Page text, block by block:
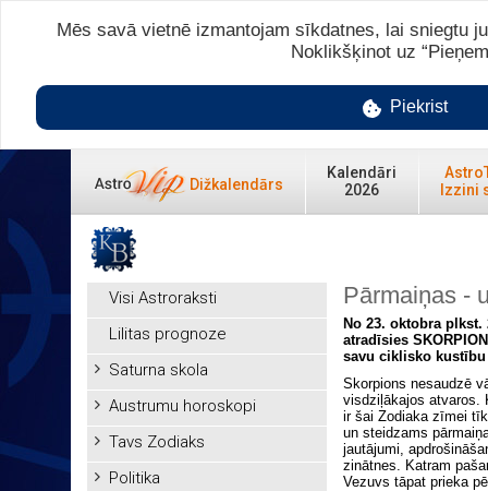
Dižkalendārs
Kalendāri
2026
Izzini
Visi Astroraksti
Lilitas prognoze
Saturna skola
Austrumu horoskopi
Tavs Zodiaks
Politika
Pārmaiņas -
No 23. oktobra
atradīsies
savu ciklisko
Skorpions nesaudzē
visdziļākajos atvaros.
ir šai Zodiaka zīmei
un steidzams
jautājumi,
zinātnes. Katram
Vezuvs tāpat prieka
Mēs savā vietnē izmantojam sīkdatnes, lai sniegtu
Noklikšķinot uz
Piekrist